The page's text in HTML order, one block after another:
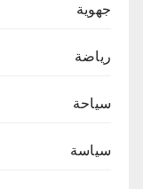
جهوية
رياضة
سياحة
سياسة